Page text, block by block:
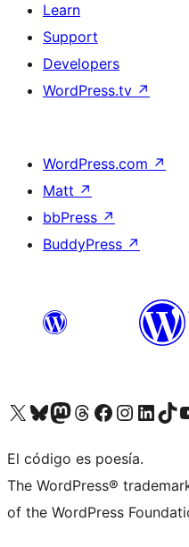
Learn
Support
Developers
WordPress.tv ↗
WordPress.com ↗
Matt ↗
bbPress ↗
BuddyPress ↗
Visit our X (formerly Twitter) account
Visit our Bluesky account
Visit our Mastodon account
Visit our Threads account
Visit our Facebook page
Visit our Instagram
Visit ourVisit our
El código es poesía.
The WordPress®
of the WordPress